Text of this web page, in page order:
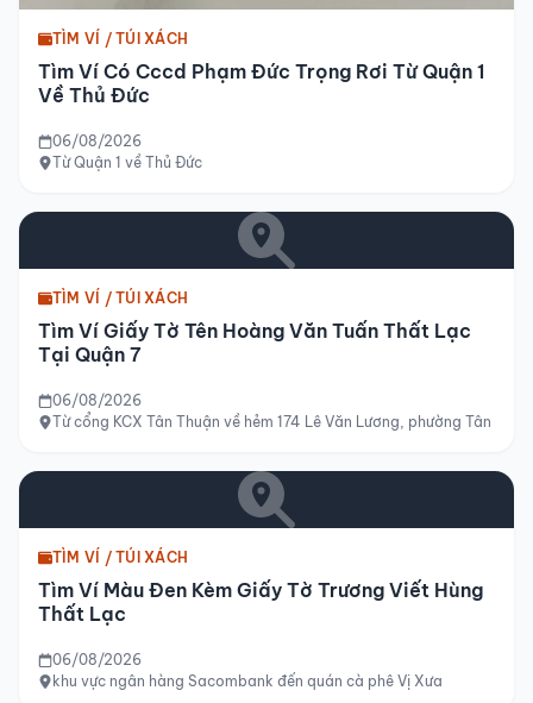
TÌM VÍ / TÚI XÁCH
Tìm Ví Có Cccd Phạm Đức Trọng Rơi Từ Quận 1
Về Thủ Đức
06/08/2026
Từ Quận 1 về Thủ Đức
TÌM VÍ / TÚI XÁCH
Tìm Ví Giấy Tờ Tên Hoàng Văn Tuấn Thất Lạc
Tại Quận 7
06/08/2026
Từ cổng KCX Tân Thuận về hẻm 174 Lê Văn Lương, phường Tân
TÌM VÍ / TÚI XÁCH
Tìm Ví Màu Đen Kèm Giấy Tờ Trương Viết Hùng
Thất Lạc
06/08/2026
khu vực ngân hàng Sacombank đến quán cà phê Vị Xưa